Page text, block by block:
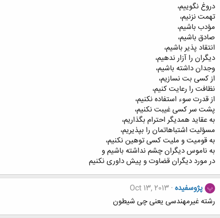
ﺩﺭﻭﻍ ﻧﮕﻮﯾﯿﻢ،
ﺗﻬﻤﺖ ﻧﺰﻧﯿﻢ،
ﻣﺆﺩﺏ ﺑﺎﺷﯿﻢ،
ﺻﺎﺩﻕ ﺑﺎﺷﯿﻢ،
ﺍﻧﺘﻘﺎﺩ ﭘﺬﯾﺮ ﺑﺎﺷﯿﻢ،
ﺩﯾﮕﺮﺍﻥ ﺭﺍ ﺁﺯﺍﺭ ﻧﺪﻫﯿﻢ،
ﻭﺟﺪﺍﻥ ﺩﺍﺷﺘﻪ ﺑﺎﺷﯿﻢ،
ﺍﺯ ﮐﺴﯽ ﺑﺖ ﻧﺴﺎﺯﯾﻢ،
ﻧﻈﺎﻓﺖ ﺭﺍ ﺭﻋﺎﯾﺖ ﮐﻨﯿﻢ،
ﺍﺯ ﻗﺪﺭﺕ ﺳﻮﺀ ﺍﺳﺘﻔﺎﺩﻩ ﻧﮑﻨﯿﻢ،
ﭘﺸﺖ ﺳﺮ ﮐﺴﯽ ﻏﯿﺒﺖ ﻧﮑﻨﯿﻢ،
ﺑﻪ ﻋﻘﺎﯾﺪ ﻫﻤﺪﯾﮕﺮ ﺍﺣﺘﺮﺍﻡ ﺑﮕﺬﺍﺭﯾﻢ،
ﻣﺴﺆﻟﯿﺖ ﺍﺷﺘﺒﺎﻫﺎﺗﻤﺎﻥ ﺭﺍ ﺑﭙﺬﯾﺮﯾﻢ،
ﺑﻪ ﻗﻮﻣﯿﺖ ﻭ ﻣﻠﯿﺖ ﮐﺴﯽ ﺗﻮﻫﯿﻦ ﻧﮑﻨﯿﻢ،
ﺑﻪ ﻧﺎﻣﻮﺱ ﺩﯾﮕﺮﺍﻥ ﭼﺸﻢ ﻧﺪﺍﺷﺘﻪ ﺑﺎﺷﯿﻢ ﻭ
ﺩﺭ ﻣﻮﺭﺩ ﺩﯾﮕﺮﺍﻥ ﻗﻀﺎﻭﺕ ﻭ ﭘﯿﺶ ﺩﺍﻭﺭﯼ ﻧﮑﻨﯿﻢ
پ پژوسفیده Oct 13, 2013
رشته غیرمهندسی یعنی چی شیطون